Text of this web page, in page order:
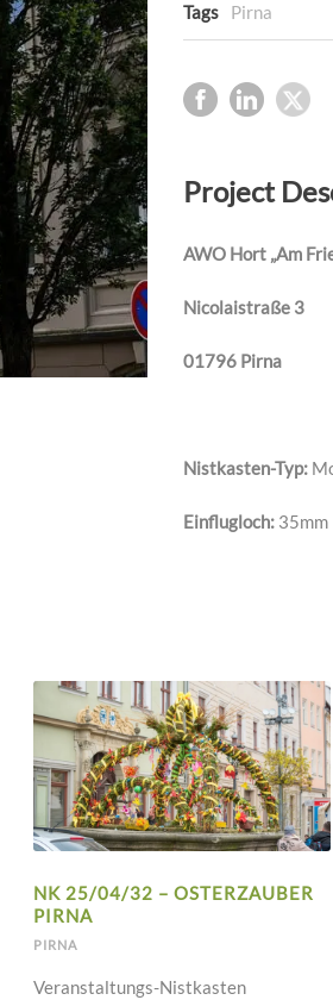
Tags Pirna
Project
AWO Hort „Am
Nicolaistraße 3
01796 Pirna
Nistkasten-Typ:
Einflugloch: 35mm
NK 25/04/32 – OSTERZAUBER
PIRNA
PIRNA
Veranstaltungs-Nistkasten